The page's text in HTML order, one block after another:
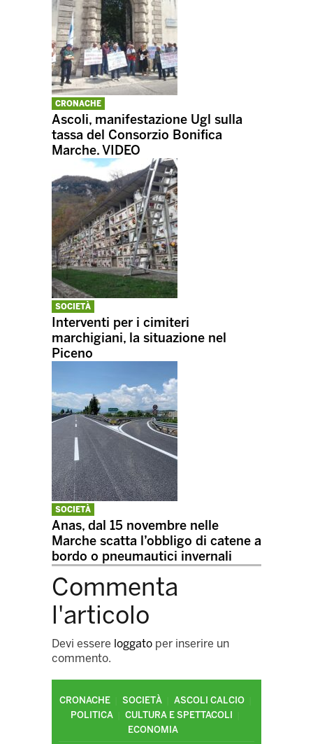
CRONACHE
Ascoli, manifestazione Ugl sulla
tassa del Consorzio Bonifica
Marche. VIDEO
SOCIETÀ
Interventi per i cimiteri
marchigiani, la situazione nel
Piceno
SOCIETÀ
Anas, dal 15 novembre nelle
Marche scatta l’obbligo di catene a
bordo o pneumautici invernali
Commenta
l'articolo
Devi essere loggato per inserire un
commento.
CRONACHE SOCIETÀ
ASCOLI CALCIO
POLITICA
CULTURA E SPETTACOLI
ECONOMIA